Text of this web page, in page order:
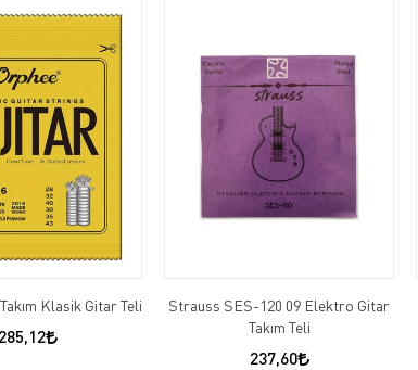
Klasik Gitar Teli
285,12
Strauss SES-120 09 Elektro Gitar
Takım Teli
237,60